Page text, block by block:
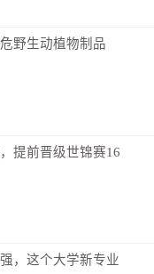
促运营商按照条例规
，并重新公示收费标
调节价，无相关法律
费者诉求，充电桩运
野生动植物制品
提前晋级世锦赛16
，这个大学新专业